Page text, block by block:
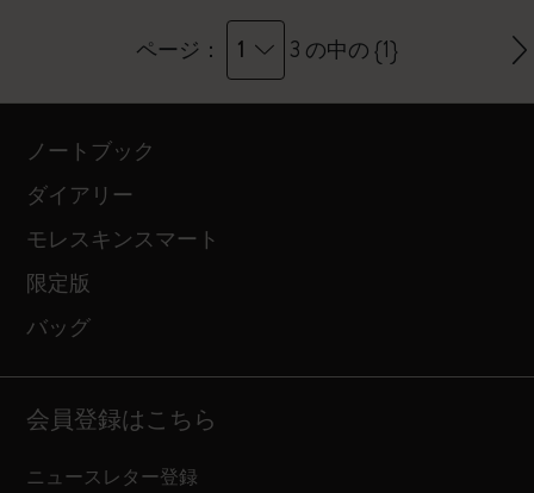
ページ： 1 3 の中の {1}
ノートブック
ダイアリー
モレスキンスマート
限定版
バッグ
会員登録はこちら
ニュースレター登録